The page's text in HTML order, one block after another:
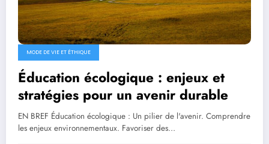
MODE DE VIE ET ÉTHIQUE
Éducation écologique : enjeux et
stratégies pour un avenir durable
EN BREF Éducation écologique : Un pilier de l'avenir. Comprendre
les enjeux environnementaux. Favoriser des…